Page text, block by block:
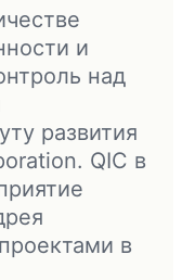
и
над
развития
QIC в
в